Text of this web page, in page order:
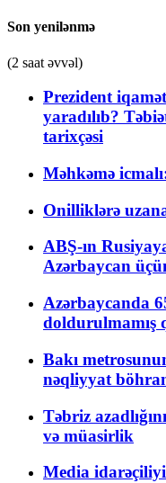
Son yenilənmə
(2 saat əvvəl)
Prezident
yaradılıb?
tarixçəsi
Məhkəmə
Onilliklərə
ABŞ-ın
Azərbaycan
Azərbaycanda
doldurulmamış
Bakı
nəqliyyat
Təbriz
və müasirlik
Media